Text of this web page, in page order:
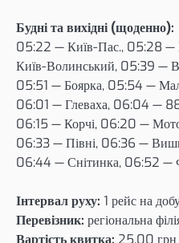
Будні та вихідні (щоденно):
05:22 — Київ-Пас., 05:28 —
Київ-Волинський, 05:39 —
05:51 — Боярка, 05:54 —
06:01 — Глеваха, 06:04 —
06:15 — Корчі, 06:20 —
06:33 — Півні, 06:36 —
06:44 — Снітинка, 06:52 —
Інтервал руху: 1 рейс на
Перевізник: регіональна
Вартість квитка: 25,00 грн